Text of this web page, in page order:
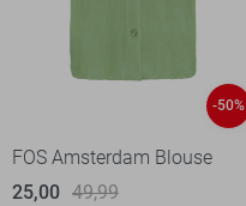
-50%
FOS Amsterdam Blouse
25,00 49,99